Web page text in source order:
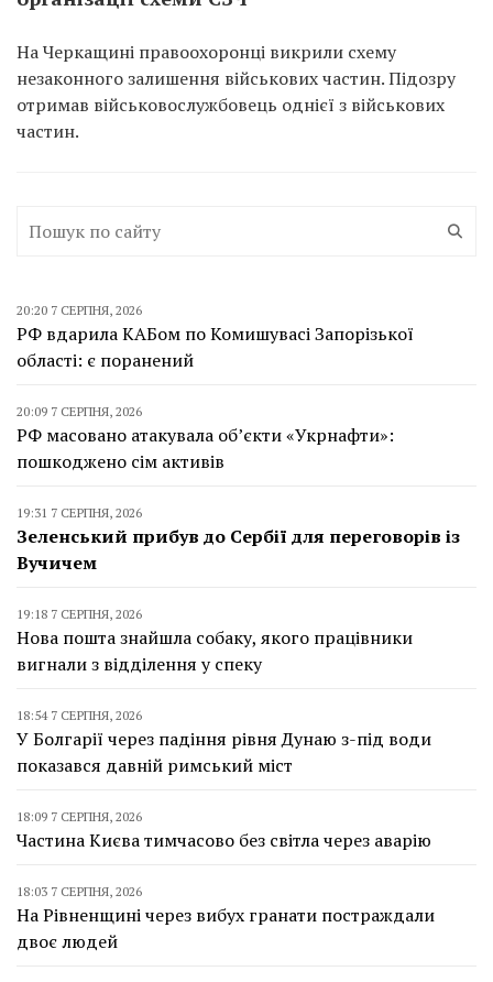
На Черкащині правоохоронці викрили схему
незаконного залишення військових частин. Підозру
отримав військовослужбовець однієї з військових
частин.
20:20 7 СЕРПНЯ, 2026
РФ вдарила КАБом по Комишувасі Запорізької
області: є поранений
20:09 7 СЕРПНЯ, 2026
РФ масовано атакувала об’єкти «Укрнафти»:
пошкоджено сім активів
19:31 7 СЕРПНЯ, 2026
Зеленський прибув до Сербії для переговорів із
Вучичем
19:18 7 СЕРПНЯ, 2026
Нова пошта знайшла собаку, якого працівники
вигнали з відділення у спеку
18:54 7 СЕРПНЯ, 2026
У Болгарії через падіння рівня Дунаю з-під води
показався давній римський міст
18:09 7 СЕРПНЯ, 2026
Частина Києва тимчасово без світла через аварію
18:03 7 СЕРПНЯ, 2026
На Рівненщині через вибух гранати постраждали
двоє людей